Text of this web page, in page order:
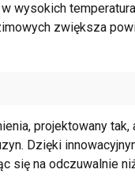
wysokich
zwiększa
projektowany
Dzięki
się na odczuwalnie